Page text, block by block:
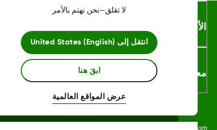
والشروط
اكثر
لا تقلق—نحن نهتم بالأمر
انتقل إلى United States (English)
ابقَ هنا
عرض المواقع العالمية